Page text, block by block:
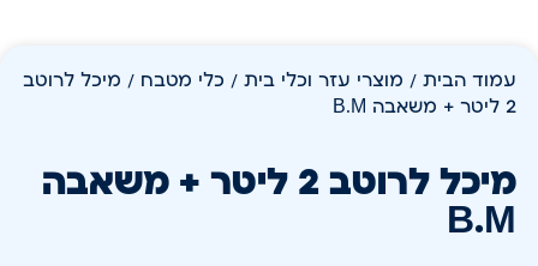
עמוד הבית / מוצרי עזר וכלי בית / כלי מטבח / מיכל לרוטב
2 ליטר + משאבה B.M
מיכל לרוטב 2 ליטר + משאבה
B.M